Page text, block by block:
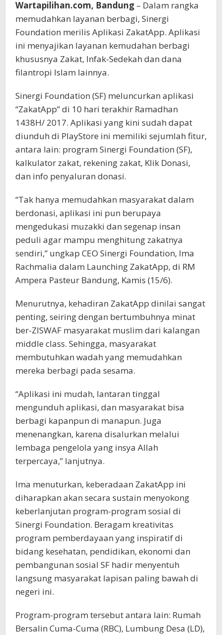
Wartapilihan.com, Bandung – Dalam rangka
memudahkan layanan berbagi, Sinergi
Foundation merilis Aplikasi ZakatApp. Aplikasi
ini menyajikan layanan kemudahan berbagi
khususnya Zakat, Infak-Sedekah dan dana
filantropi Islam lainnya.
Sinergi Foundation (SF) meluncurkan aplikasi
“ZakatApp” di 10 hari terakhir Ramadhan
1438H/ 2017. Aplikasi yang kini sudah dapat
diunduh di PlayStore ini memiliki sejumlah fitur,
antara lain: program Sinergi Foundation (SF),
kalkulator zakat, rekening zakat, Klik Donasi,
dan info penyaluran donasi.
“Tak hanya memudahkan masyarakat dalam
berdonasi, aplikasi ini pun berupaya
mengedukasi muzakki dan segenap insan
peduli agar mampu menghitung zakatnya
sendiri,” ungkap CEO Sinergi Foundation, Ima
Rachmalia dalam Launching ZakatApp, di RM
Ampera Pasteur Bandung, Kamis (15/6).
Menurutnya, kehadiran ZakatApp dinilai sangat
penting, seiring dengan bertumbuhnya minat
ber-ZISWAF masyarakat muslim dari kalangan
middle class. Sehingga, masyarakat
membutuhkan wadah yang memudahkan
mereka berbagi pada sesama.
“Aplikasi ini mudah, lantaran tinggal
mengunduh aplikasi, dan masyarakat bisa
berbagi kapanpun di manapun. Juga
menenangkan, karena disalurkan melalui
lembaga pengelola yang insya Allah
terpercaya,” lanjutnya.
Ima menuturkan, keberadaan ZakatApp ini
diharapkan akan secara sustain menyokong
keberlanjutan program-program sosial di
Sinergi Foundation. Beragam kreativitas
program pemberdayaan yang inspiratif di
bidang kesehatan, pendidikan, ekonomi dan
pembangunan sosial SF hadir menyentuh
langsung masyarakat lapisan paling bawah di
negeri ini.
Program-program tersebut antara lain: Rumah
Bersalin Cuma-Cuma (RBC), Lumbung Desa (LD),